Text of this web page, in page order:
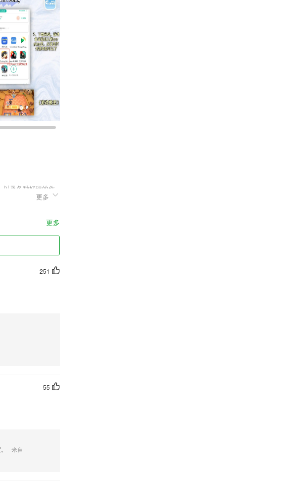
以及各种好玩的作
搭配，打造专属你
学习动力。
团购等功能。
耽误了我们大量的
行设置
更多
更多
251
55
来自